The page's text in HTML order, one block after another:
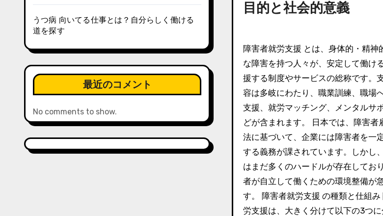
うつ病 向いてる仕事とは？自分らしく働ける
道を探す
最近のコメント
No comments to show.
目的と社会的意義
障害者就労支援 とは、身体的・精神的・知的
な障害を持つ人々が、安定して働け
援する制度やサービスの総称です。
容は多岐にわたり、職業訓練、職場
支援、就労マッチング、メンタルサ
どが含まれます。 日本では、障害者
法に基づいて、企業には障害者を一
する義務が課されています。しかし
はまだ多くのハードルが存在してお
者が自立して働くための環境整備が
す。 障害者就労支援 の種類と仕組み
労支援は、大きく分けて以下の3つ